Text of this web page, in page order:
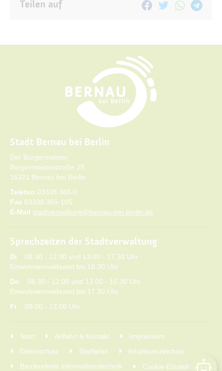
Teilen auf
Stadt Bernau bei Berlin
Der Bürgermeister
Bürgermeisterstraße 25
16321 Bernau bei Berlin
Telefon 03338 365-0
Fax 03338 365-105
E-Mail stadtverwaltung@bernau-bei-berlin.de
Sprechzeiten der Stadtverwaltung
Di 08.30 - 12.00 und 13.00 - 17.30 Uhr
Einwohnermeldeamt bis 18.30 Uhr
Do 08.30 - 12.00 und 13.00 - 15.30 Uhr
Einwohnermeldeamt bis 17.30 Uhr
Fr 09.00 - 12.00 Uhr
Start Anfahrt & Kontakt
Impressum
Datenschutz
Stadtplan
Inhaltsverzeichnis
Barrierefreie Informationstechnik
Cookie-Einstellungen